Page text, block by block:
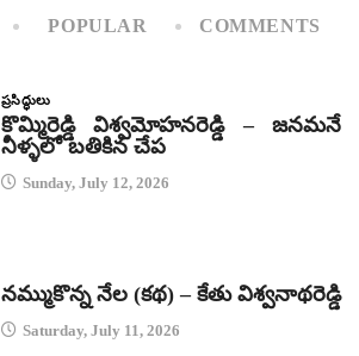
POPULAR COMMENTS
ప్రసిద్ధులు
కొమ్మిరెడ్డి విశ్వమోహనరెడ్డి – జనమనే
నీళ్ళలో బతికిన చేప
Sunday, July 12, 2026
నమ్ముకొన్న నేల (కథ) – కేతు విశ్వనాథరెడ్డి
Saturday, July 11, 2026